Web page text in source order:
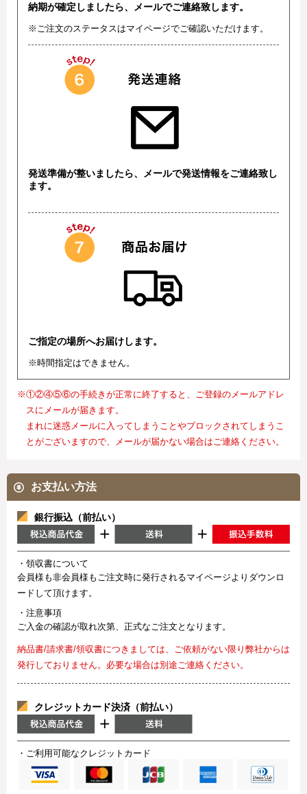
納期が確定しましたら、メールでご連絡致します。
※ご注文のステータスはマイページでご確認いただけます。
発送準備が整いましたら、メールで発送情報をご連絡致し
ます。
ご指定の場所へお届けします。
※時間指定はできません。
※①②④⑤⑥の手続きが正常に終了すると、ご登録のメールアドレ
スにメールが届きます。
まれに迷惑メールに入ってしまうことやブロックされてしまうこ
とがございますので、メールが届かない場合はご連絡ください。
お支払い方法
銀行振込（前払い）
・領収書について
会員様も非会員様もご注文時に発行されるマイページよりダウンロ
ードして頂けます。
・注意事項
ご入金の確認が取れ次第、正式なご注文となります。
納品書/請求書/領収書につきましては、ご依頼がない限り弊社からは
発行しておりません。必要な場合は別途ご連絡ください。
クレジットカード決済（前払い）
・ご利用可能なクレジットカード